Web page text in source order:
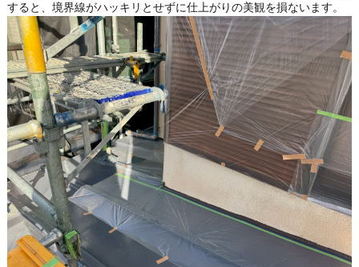
すると、境界線がハッキリとせずに仕上がりの美観を損ないます。